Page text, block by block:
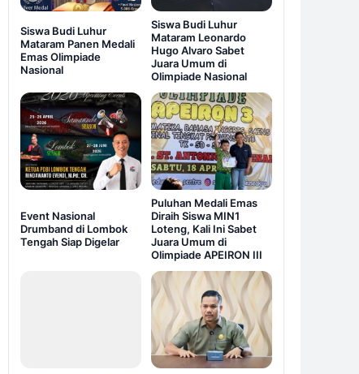
Siswa Budi Luhur
Mataram Panen Medali
Emas Olimpiade
Nasional
Siswa Budi Luhur
Mataram Leonardo
Hugo Alvaro Sabet
Juara Umum di
Olimpiade Nasional
Event Nasional
Drumband di Lombok
Tengah Siap Digelar
Puluhan Medali Emas
Diraih Siswa MIN1
Loteng, Kali Ini Sabet
Juara Umum di
Olimpiade APEIRON III